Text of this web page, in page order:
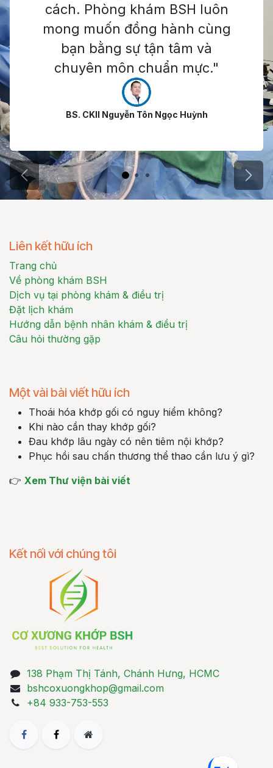
cách. Phòng khám BSH luôn
mong muốn đồng hành cùng
bạn bằng sự tận tâm và
chuyên môn chuẩn mực."
BS. CKII Nguyễn Tôn Ngọc Huỳnh
Trước Tiếp
Liên kết hữu ích
Trang chủ
Về phòng khám BSH
Dịch vụ tại phòng khám & điều trị
Đặt lịch khám
Hướng dẫn bệnh nhân khám & điều trị
Câu hỏi thường gặp
Một vài bài viết hữu ích
Thoái hóa khớp gối có nguy hiểm không?
Khi nào cần thay khớp gối?
Đau khớp lâu ngày có nên tiêm nội khớp?
Phục hồi sau chấn thương thể thao cần lưu ý gì?
👉 Xem Thư viện bài viết
Kết nối với chúng tôi
138 Phạm Thị Tánh, Chánh Hưng, HCMC
bshcoxuongkhop@gmail.com
+84 933-753-553